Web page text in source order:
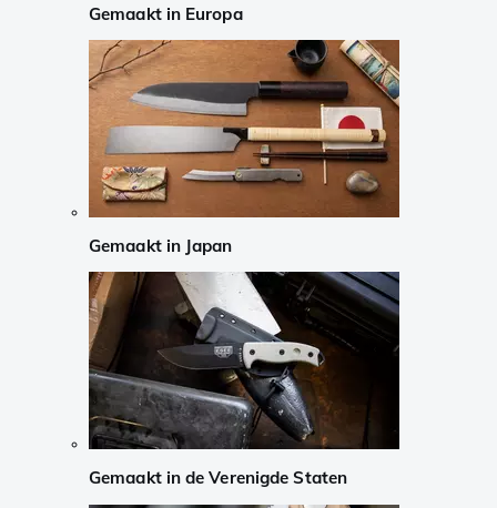
Gemaakt in Europa
Gemaakt in Japan
Gemaakt in de Verenigde Staten